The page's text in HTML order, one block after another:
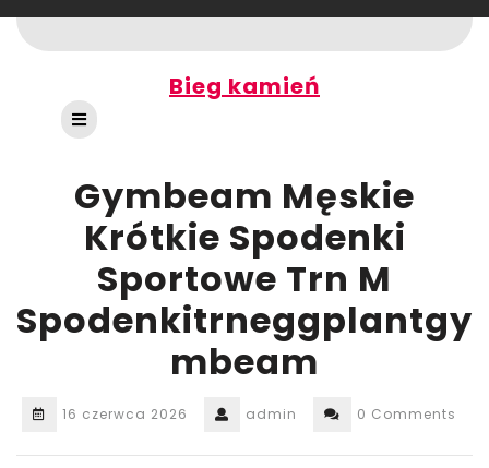
to
content
Bieg kamień
Open
Button
Gymbeam Męskie
Krótkie Spodenki
Sportowe Trn M
Spodenkitrneggplantgy
mbeam
16 czerwca 2026 admin 0 Comments